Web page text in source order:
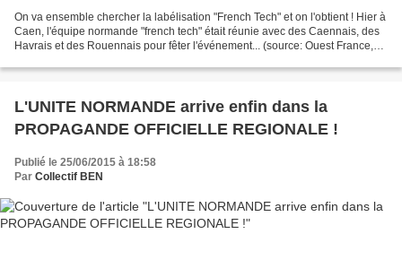
On va ensemble chercher la labélisation "French Tech" et on l'obtient ! Hier à
Caen, l'équipe normande "french tech" était réunie avec des Caennais, des
Havrais et des Rouennais pour fêter l'événement... (source: Ouest France,
L'UNITE NORMANDE arrive enfin dans la
PROPAGANDE OFFICIELLE REGIONALE !
Publié le 25/06/2015 à 18:58
Par Collectif BEN